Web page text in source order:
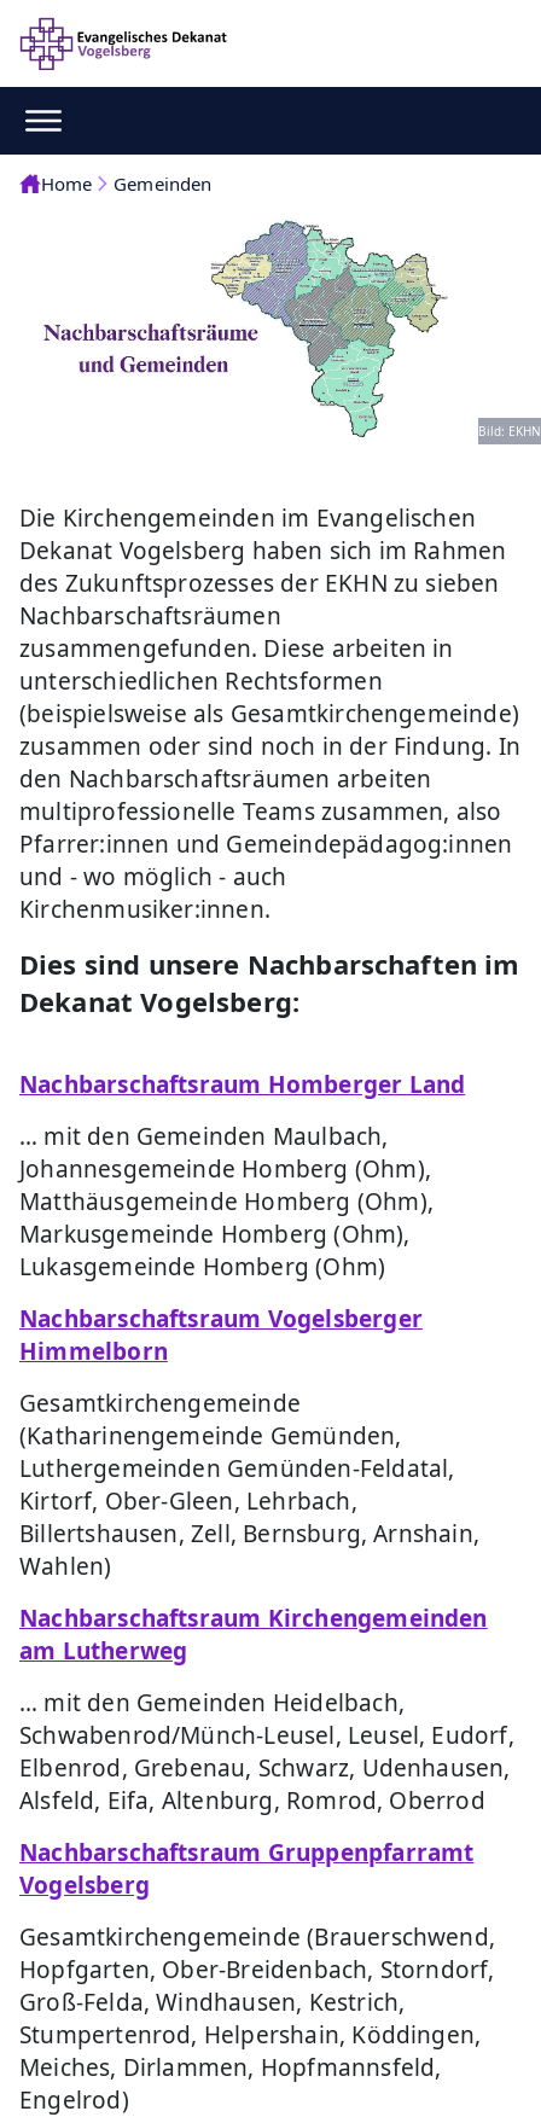
Home Gemeinden
Bild: EKHN
Die Kirchengemeinden im Evangelischen
Dekanat Vogelsberg haben sich im Rahmen
des Zukunftsprozesses der EKHN zu sieben
Nachbarschaftsräumen
zusammengefunden. Diese arbeiten in
unterschiedlichen Rechtsformen
(beispielsweise als Gesamtkirchengemeinde)
zusammen oder sind noch in der Findung. In
den Nachbarschaftsräumen arbeiten
multiprofessionelle Teams zusammen, also
Pfarrer:innen und Gemeindepädagog:innen
und - wo möglich - auch
Kirchenmusiker:innen.
Dies sind unsere Nachbarschaften im
Dekanat Vogelsberg:
Nachbarschaftsraum Homberger Land
… mit den Gemeinden Maulbach,
Johannesgemeinde Homberg (Ohm),
Matthäusgemeinde Homberg (Ohm),
Markusgemeinde Homberg (Ohm),
Lukasgemeinde Homberg (Ohm)
Nachbarschaftsraum Vogelsberger
Himmelborn
Gesamtkirchengemeinde
(Katharinengemeinde Gemünden,
Luthergemeinden Gemünden-Feldatal,
Kirtorf, Ober-Gleen, Lehrbach,
Billertshausen, Zell, Bernsburg, Arnshain,
Wahlen)
Nachbarschaftsraum Kirchengemeinden
am Lutherweg
… mit den Gemeinden Heidelbach,
Schwabenrod/Münch-Leusel, Leusel, Eudorf,
Elbenrod, Grebenau, Schwarz, Udenhausen,
Alsfeld, Eifa, Altenburg, Romrod, Oberrod
Nachbarschaftsraum Gruppenpfarramt
Vogelsberg
Gesamtkirchengemeinde (Brauerschwend,
Hopfgarten, Ober-Breidenbach, Storndorf,
Groß-Felda, Windhausen, Kestrich,
Stumpertenrod, Helpershain, Köddingen,
Meiches, Dirlammen, Hopfmannsfeld,
Engelrod)